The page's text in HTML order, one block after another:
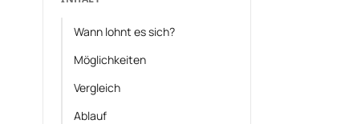
Wann lohnt es sich?
Möglichkeiten
Vergleich
Ablauf